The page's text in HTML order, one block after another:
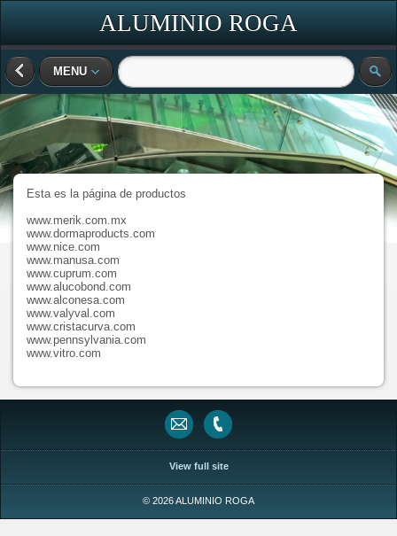
ALUMINIO ROGA
MENU
Esta es la página de productos
www.merik.com.mx
www.dormaproducts.com
www.nice.com
www.manusa.com
www.cuprum.com
www.alucobond.com
www.alconesa.com
www.valyval.com
www.cristacurva.com
www.pennsylvania.com
www.vitro.com
View full site
© 2026 ALUMINIO ROGA